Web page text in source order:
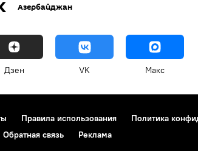
Азербайджан
Дзен VK Макс
Правила использования Политика
Обратная связь Реклама